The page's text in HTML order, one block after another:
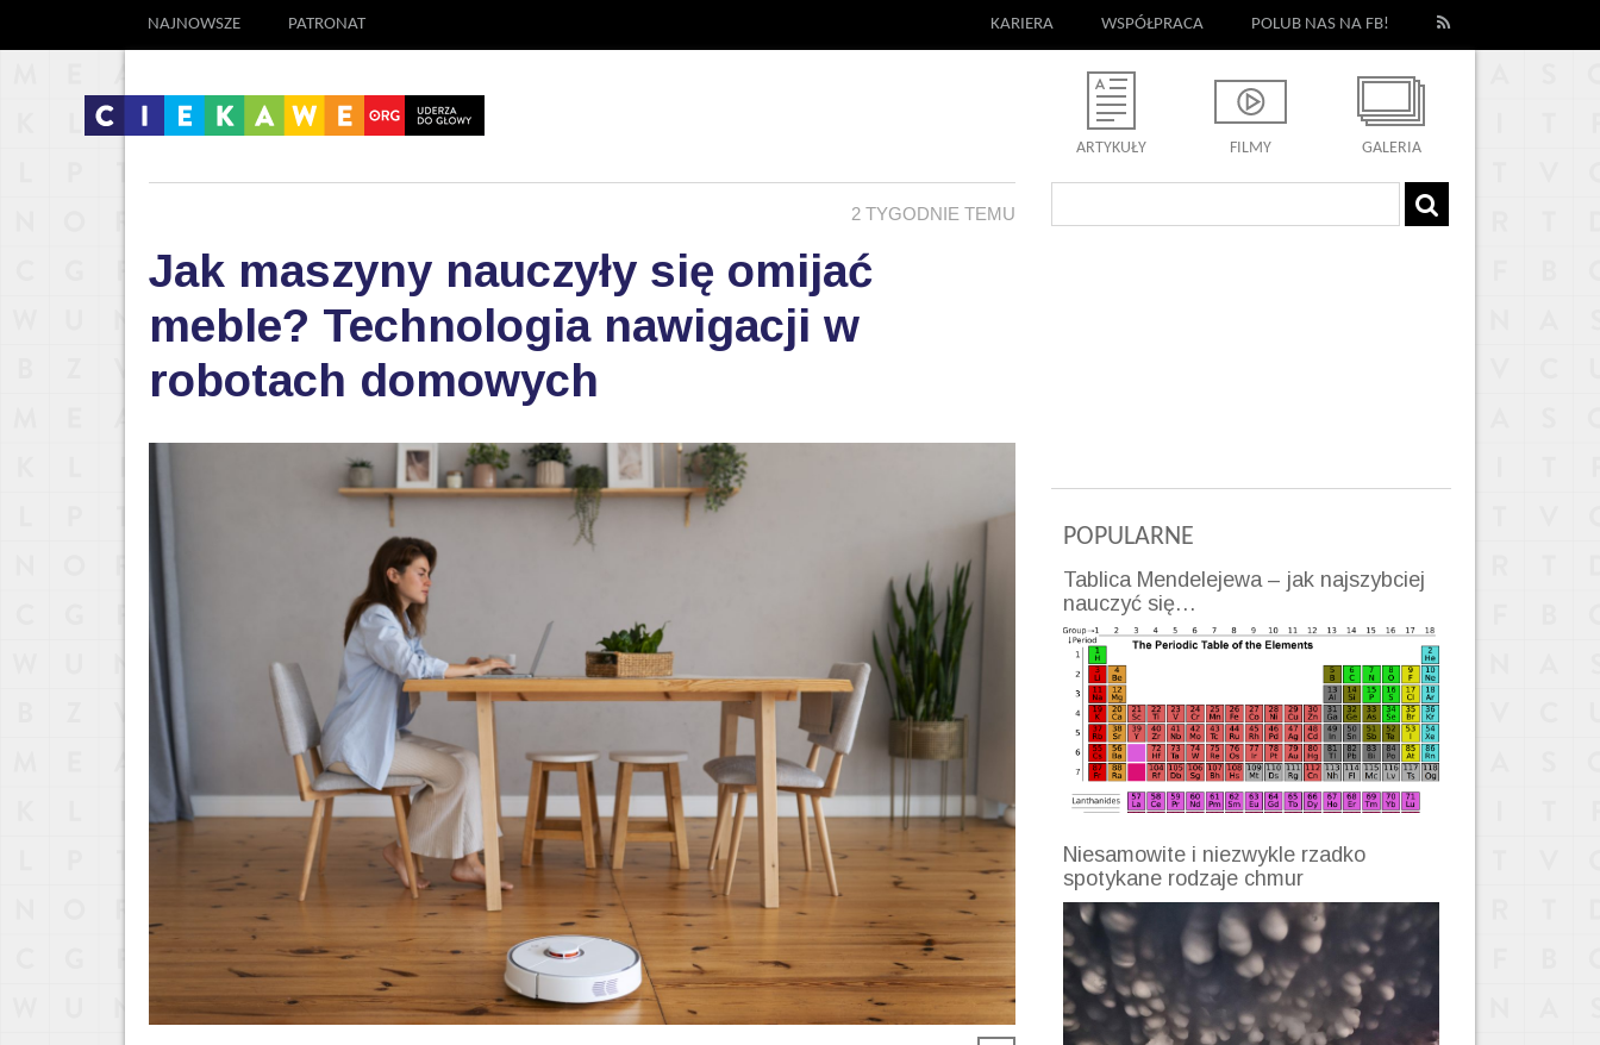
NAJNOWSZE PATRONAT KARIERA WSPÓŁPRACA POLUB NAS NA FB!
ARTYKUŁY FILMY GALERIA
2 TYGODNIE TEMU
Jak maszyny nauczyły się omijać
meble? Technologia nawigacji w
robotach domowych
POPULARNE
Tablica Mendelejewa – jak najszybciej
nauczyć się…
Niesamowite i niezwykle rzadko
spotykane rodzaje chmur